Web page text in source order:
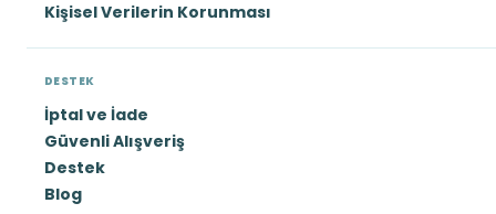
Kişisel Verilerin Korunması
DESTEK
İptal ve İade
Güvenli Alışveriş
Destek
Blog